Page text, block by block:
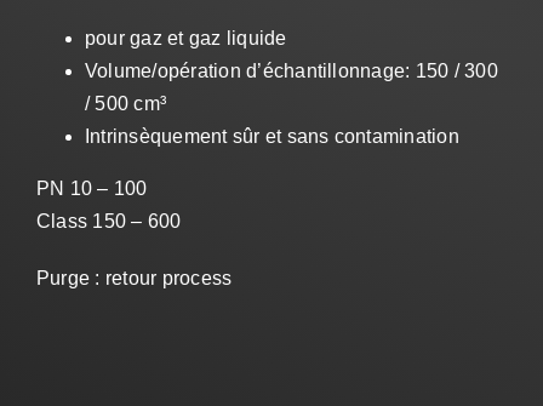
pour gaz et gaz liquide
Volume/opération d’échantillonnage: 150 / 300
/ 500 cm³
Intrinsèquement sûr et sans contamination
PN 10 – 100
Class 150 – 600
Purge : retour process